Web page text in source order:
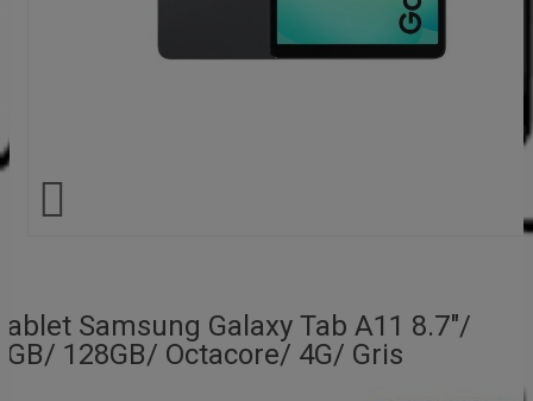

Samsung Galaxy Tab A11 8.7"/
128GB/ Octacore/ 4G/ Gris